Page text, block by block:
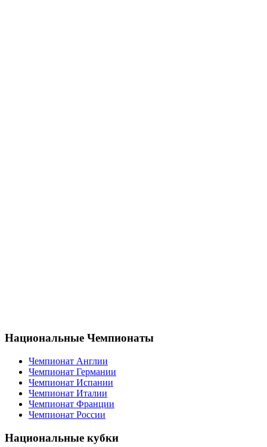
Национальные Чемпионаты
Чемпионат Англии
Чемпионат Германии
Чемпионат Испании
Чемпионат Италии
Чемпионат Франции
Чемпионат России
Национальные кубки